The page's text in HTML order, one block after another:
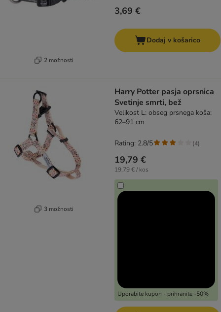
2 možnosti
3,69 €
Dodaj v košarico
3 možnosti
Harry Potter pasja oprsnica
Svetinje smrti, bež
Velikost L: obseg prsnega koša:
62–91 cm
19,79 €
19,79 € / kos
Uporabite kupon - prihranite -50%
Rating: 2.8/5 (4)